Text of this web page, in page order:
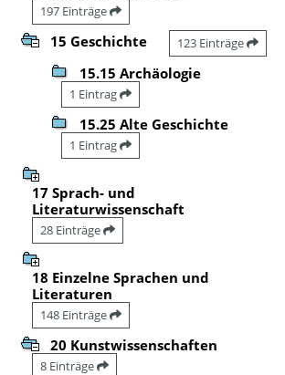
197 Einträge
15 Geschichte 123 Einträge
15.15 Archäologie
1 Eintrag
15.25 Alte Geschichte
1 Eintrag
17 Sprach- und
Literaturwissenschaft
28 Einträge
18 Einzelne Sprachen und
Literaturen
148 Einträge
20 Kunstwissenschaften
8 Einträge